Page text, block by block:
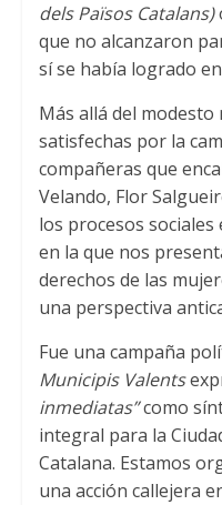
dels Països Catalans)
que no alcanzaron
sí se había logrado
Más allá del modesto
satisfechas por la
compañeras que
Velando, Flor
los procesos sociales
en la que nos
derechos de las
una perspectiva
Fue una campaña
Municipis Valents
inmediatas”como
integral para la
Catalana. Estamos
una acción callejera